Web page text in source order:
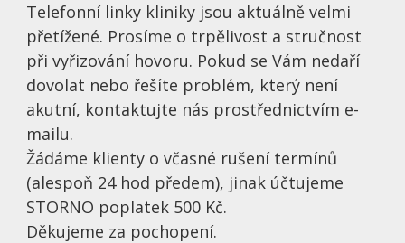
Telefonní linky kliniky jsou aktuálně velmi
přetížené. Prosíme o trpělivost a stručnost
při vyřizování hovoru. Pokud se Vám nedaří
dovolat nebo řešíte problém, který není
akutní, kontaktujte nás prostřednictvím e-
mailu.
Žádáme klienty o včasné rušení termínů
(alespoň 24 hod předem), jinak účtujeme
STORNO poplatek 500 Kč.
Děkujeme za pochopení.